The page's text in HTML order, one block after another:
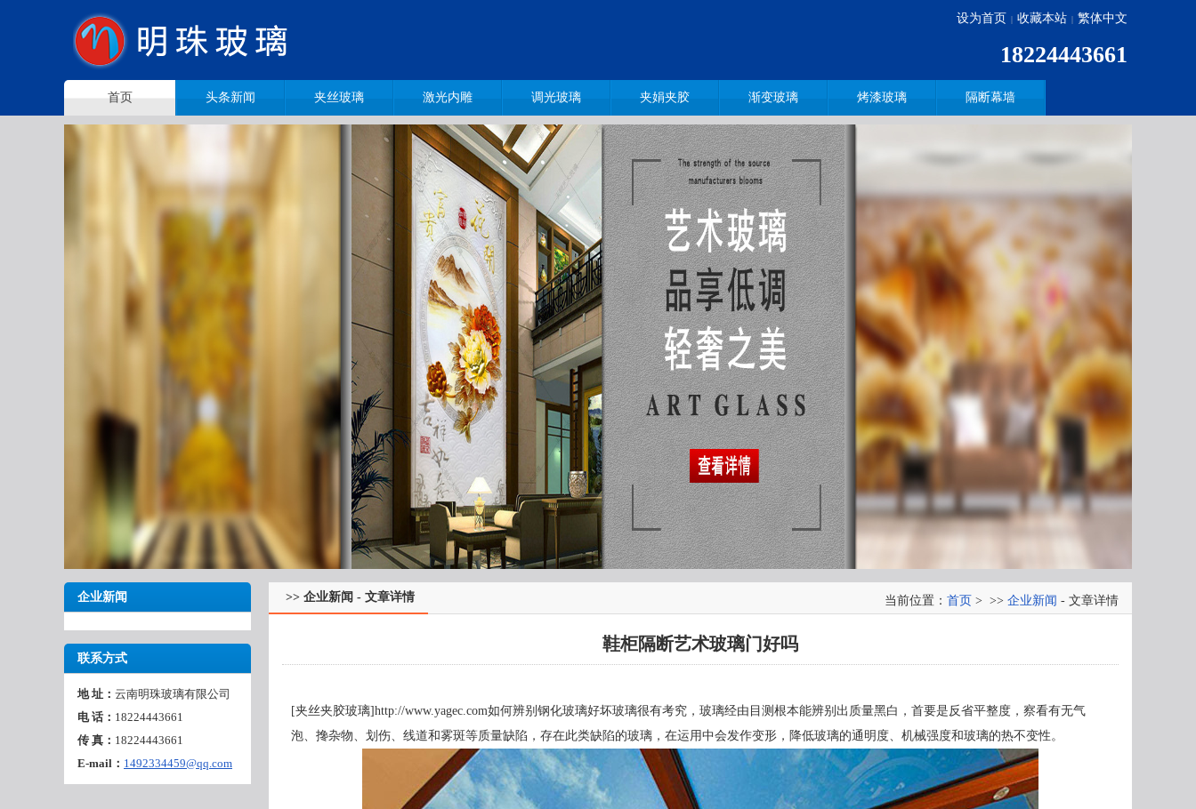
设为首页 | 收藏本站 | 繁体中文
18224443661
首页 头条新闻 夹丝玻璃 激光内雕 调光玻璃 夹娟夹胶 渐变玻璃 烤漆玻璃 隔断幕墙
企业新闻
联系方式
地 址： 云南明珠玻璃有限公司
电 话： 18224443661
传 真： 18224443661
E-mail： 1492334459@qq.com
当前位置： 首页 > >> 企业新闻 - 文章详情
>> 企业新闻 - 文章详情
鞋柜隔断艺术玻璃门好吗
[夹丝夹胶玻璃]http://www.yagec.com如何辨别钢化玻璃好坏玻璃很有考究，玻璃经由目测根本能辨别出质量黑白，首要是反省平整度，察看有无气
泡、搀杂物、划伤、线道和雾斑等质量缺陷，存在此类缺陷的玻璃，在运用中会发作变形，降低玻璃的通明度、机械强度和玻璃的热不变性。